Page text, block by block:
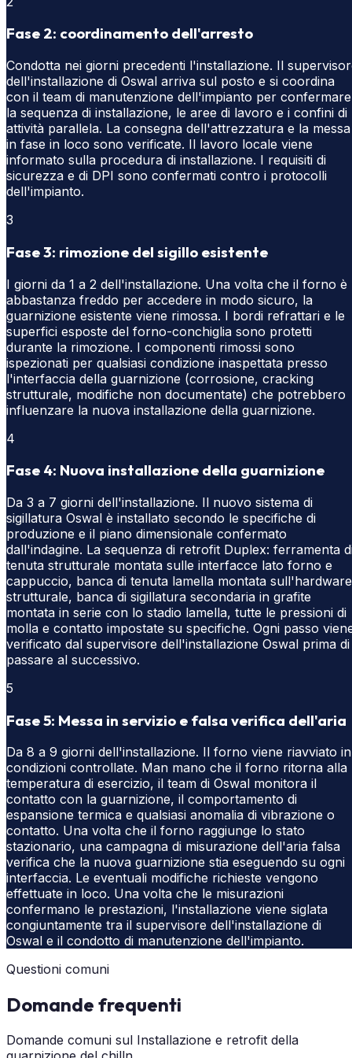
Fase 2: coordinamento dell'arresto
Condotta nei giorni precedenti l'installazione. Il
dell'installazione di Oswal arriva sul posto e si coordina
con il team di manutenzione dell'impianto per confermare
la sequenza di installazione, le aree di lavoro e i confini di
attività parallela. La consegna dell'attrezzatura e la messa
in fase in loco sono verificate. Il lavoro locale viene
informato sulla procedura di installazione. I requisiti di
sicurezza e di DPI sono confermati contro i protocolli
dell'impianto.
3
Fase 3: rimozione del sigillo esistente
I giorni da 1 a 2 dell'installazione. Una volta che il forno è
abbastanza freddo per accedere in modo sicuro, la
guarnizione esistente viene rimossa. I bordi refrattari e le
superfici esposte del forno-conchiglia sono protetti
durante la rimozione. I componenti rimossi sono
ispezionati per qualsiasi condizione inaspettata presso
l'interfaccia della guarnizione (corrosione, cracking
strutturale, modifiche non documentate) che potrebbero
influenzare la nuova installazione della guarnizione.
4
Fase 4: Nuova installazione della guarnizione
Da 3 a 7 giorni dell'installazione. Il nuovo sistema di
sigillatura Oswal è installato secondo le specifiche di
produzione e il piano dimensionale confermato
dall'indagine. La sequenza di retrofit Duplex: ferramenta
tenuta strutturale montata sulle interfacce lato forno e
cappuccio, banca di tenuta lamella montata sull'hardware
strutturale, banca di sigillatura secondaria in grafite
montata in serie con lo stadio lamella, tutte le pressioni di
molla e contatto impostate su specifiche. Ogni passo
verificato dal supervisore dell'installazione Oswal prima di
passare al successivo.
5
Fase 5: Messa in servizio e falsa verifica dell'aria
Da 8 a 9 giorni dell'installazione. Il forno viene riavviato in
condizioni controllate. Man mano che il forno ritorna alla
temperatura di esercizio, il team di Oswal monitora il
contatto con la guarnizione, il comportamento di
espansione termica e qualsiasi anomalia di vibrazione o
contatto. Una volta che il forno raggiunge lo stato
stazionario, una campagna di misurazione dell'aria falsa
verifica che la nuova guarnizione stia eseguendo su ogni
interfaccia. Le eventuali modifiche richieste vengono
effettuate in loco. Una volta che le misurazioni
confermano le prestazioni, l'installazione viene siglata
congiuntamente tra il supervisore dell'installazione di
Oswal e il condotto di manutenzione dell'impianto.
Questioni comuni
Domande frequenti
Domande comuni sul Installazione e retrofit della